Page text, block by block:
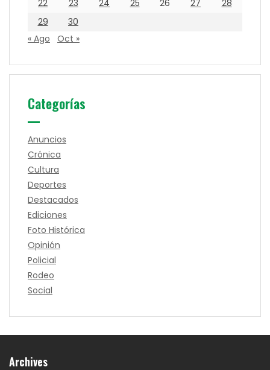
22
23 24 25 26 27
28
29
30
« Ago
Oct »
Categorías
Anuncios
Crónica
Cultura
Deportes
Destacados
Ediciones
Foto Histórica
Opinión
Policial
Rodeo
Social
Archives